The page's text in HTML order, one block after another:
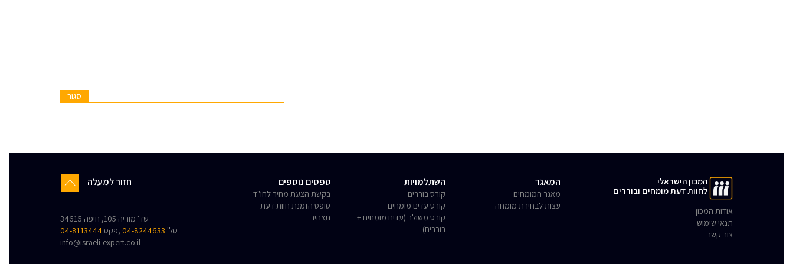
סגור
המכון הישראלי
לחוות דעת מומחים ובוררים
אודות המכון
תנאי שימוש
צור קשר
המאגר
מאגר המומחים
עצות לבחירת מומחה
השתלמויות
קורס בוררים
קורס עדים מומחים
קורס משולב (עדים מומחים +
בוררים)
טפסים נוספים
בקשת הצעת מחיר לחו"ד
טופס הזמנת חוות דעת
תצהיר
חזור למעלה
שד' מוריה 105, חיפה 34616
טל' 04-8244633 ,פקס04-8113444
info@israeli-expert.co.il